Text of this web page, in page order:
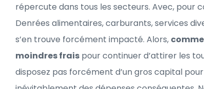
répercute dans tous les secteurs. Avec, pour
Denrées alimentaires, carburants, services
s’en trouve forcément impacté. Alors,
moindres frais pour continuer d’attirer les
disposez pas forcément d’un gros capital